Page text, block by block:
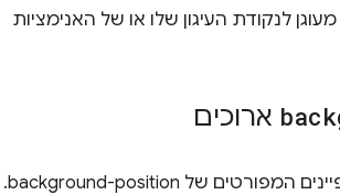
לנקודת העיגון שלו או של האנימציות
ארוכים
המאפיין מגדיר את המיקום של תמונת הרקע ביחס לאחד הקצוות שלה במאפיינים המפורטים של background-position.